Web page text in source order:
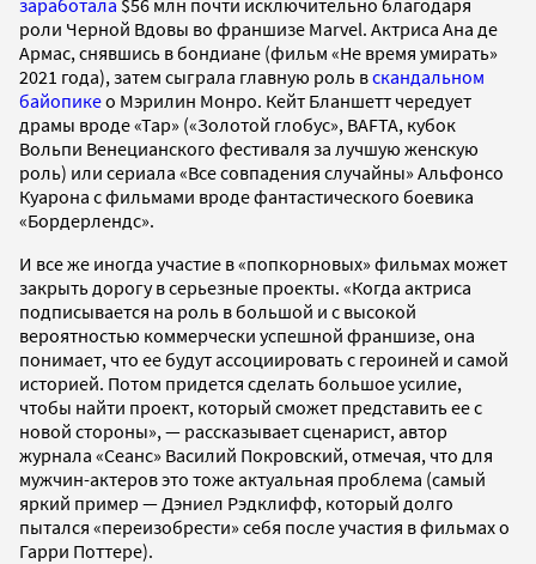
роли Черной Вдовы во франшизе Marvel. Актриса Ана де
Армас, снявшись в бондиане (фильм «Не время умирать»
2021 года), затем сыграла главную роль вскандальном
байопикео Мэрилин Монро. Кейт Бланшетт чередует
драмы вроде «Тар» («Золотой глобус», BAFTA, кубок
Вольпи Венецианского фестиваля за лучшую женскую
роль) или сериала «Все совпадения случайны» Альфонсо
Куарона с фильмами вроде фантастического боевика
«Бордерлендс».
И все же иногда участие в «попкорновых» фильмах может
закрыть дорогу в серьезные проекты. «Когда актриса
подписывается на роль в большой и с высокой
вероятностью коммерчески успешной франшизе, она
понимает, что ее будут ассоциировать с героиней и самой
историей. Потом придется сделать большое усилие,
чтобы найти проект, который сможет представить ее с
новой стороны», — рассказывает сценарист, автор
журнала «Сеанс» Василий Покровский, отмечая, что для
мужчин-актеров это тоже актуальная проблема (самый
яркий пример — Дэниел Рэдклифф, который долго
пытался «переизобрести» себя после участия в фильмах о
Гарри Поттере).